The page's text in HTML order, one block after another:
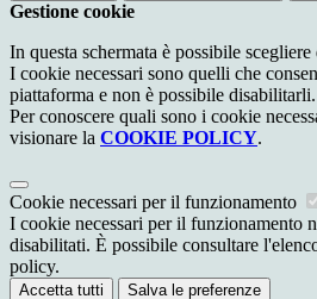
Gestione cookie
In questa schermata è possibile
I cookie necessari sono quelli che
piattaforma e non è possibile disabilitarli.
Per conoscere quali sono i cookie
visionare la COOKIE POLICY.
Cookie necessari per il funzionamento
I cookie necessari per il funzionamento
disabilitati. È possibile consultare
policy.
Accetta tutti Salva le preferenze